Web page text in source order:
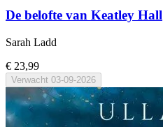
De belofte van Keatley Hall
Sarah Ladd
€ 23,99
Verwacht 03-09-2026